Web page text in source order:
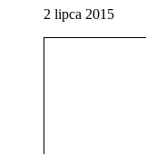
2 lipca 2015